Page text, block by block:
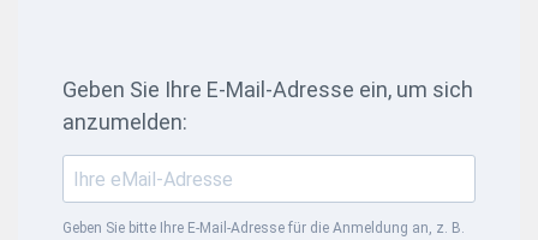
Geben Sie Ihre E-Mail-Adresse ein, um sich
anzumelden:
Geben Sie bitte Ihre E-Mail-Adresse für die Anmeldung an, z. B.